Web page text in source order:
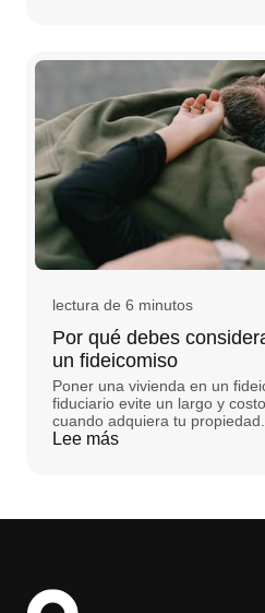
lectura de 6 minutos
Por qué debes
un fideicomiso
Poner una vivienda en un
fiduciario evite un largo y
cuando adquiera tu
Lee más